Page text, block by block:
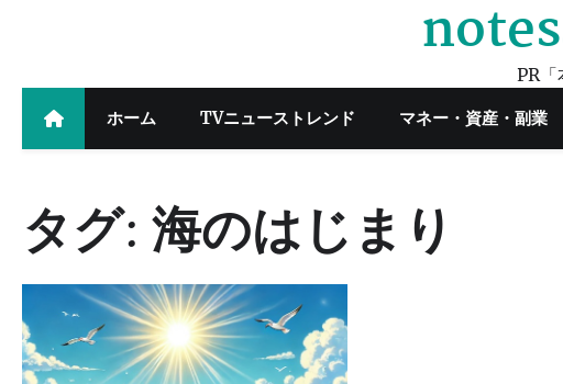
PR「
ホーム TVニューストレンド マネー・資産・副業
タグ:海のはじまり